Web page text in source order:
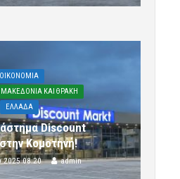
OIKONOMIA
ΚΑΙ ΘΡΑΚΗ
ΕΛΛΑΔΑ
Discount
Κομοτηνή!
2025 08:20 admin